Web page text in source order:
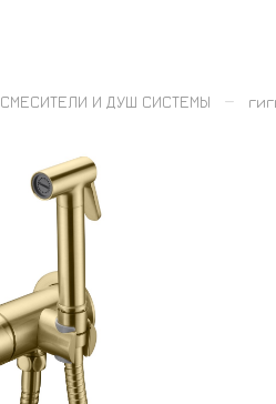
СМЕСИТЕЛИ И ДУШ СИСТЕМЫ –